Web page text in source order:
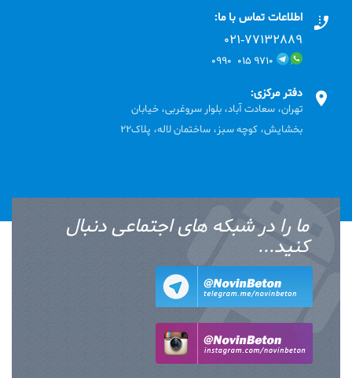
اطلاعات تماس با ما:
۰۲۱-۷۷۱٣۲۸۸۹
۹۷۱۰ ۰۱۵ ۰۹۹۰
دفتر مرکزی:
تهران، سعادت آباد، بلوار سروغربی، خیابان
بخشایش، کوچه سبز، ساختمان لاله، پلاک22
ما را در شبکه های اجتماعی دنبال
کنید...